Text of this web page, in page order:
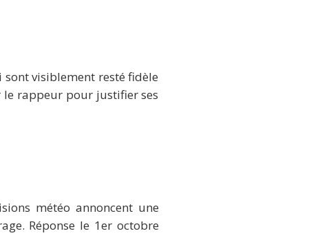
visiblement resté fidèle
le rappeur pour justifier ses
météo annoncent une
Réponse le 1er octobre